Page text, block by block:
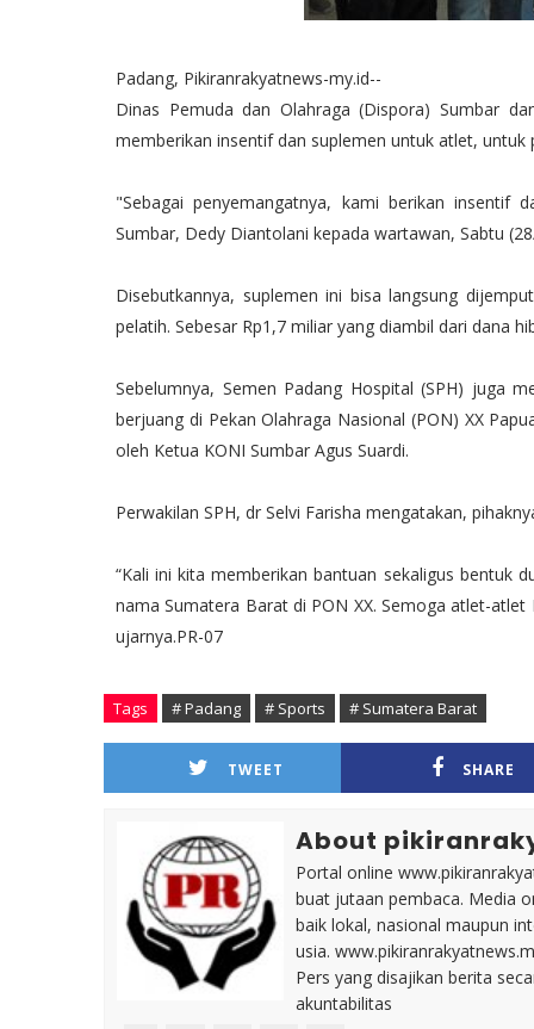
Padang, Pikiranrakyatnews-my.id--
Dinas Pemuda dan Olahraga (Dispora) Sumbar
memberikan insentif dan suplemen untuk atlet, untuk
"Sebagai penyemangatnya, kami berikan insentif
Sumbar, Dedy Diantolani kepada wartawan, Sabtu
Disebutkannya, suplemen ini bisa langsung
pelatih. Sebesar Rp1,7 miliar yang diambil dari dana
Sebelumnya, Semen Padang Hospital (SPH) juga
berjuang di Pekan Olahraga Nasional (PON) XX
oleh Ketua KONI Sumbar Agus Suardi.
Perwakilan SPH, dr Selvi Farisha mengatakan,
“Kali ini kita memberikan bantuan sekaligus bentuk
nama Sumatera Barat di PON XX. Semoga atlet-
ujarnya.PR-07
Tags # Padang # Sports # Sumatera Barat
TWEET SHARE
About
Portal online
buat jutaan pembaca. Media
baik lokal, nasional maupun
usia.
Pers yang disajikan berita
akuntabilitas